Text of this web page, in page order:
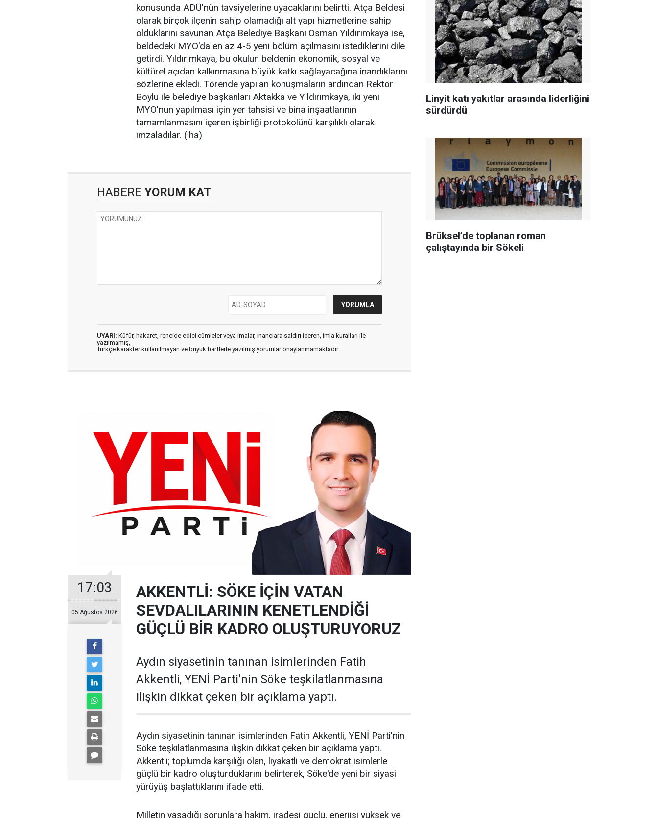
konusunda ADÜ'nün tavsiyelerine uyacaklarını belirtti. Atça Beldesi
olarak birçok ilçenin sahip olamadığı alt yapı hizmetlerine sahip
olduklarını savunan Atça Belediye Başkanı Osman Yıldırımkaya ise,
beldedeki MYO'da en az 4-5 yeni bölüm açılmasını istediklerini dile
getirdi. Yıldırımkaya, bu okulun beldenin ekonomik, sosyal ve
kültürel açıdan kalkınmasına büyük katkı sağlayacağına inandıklarını
sözlerine ekledi. Törende yapılan konuşmaların ardından Rektör
Boylu ile belediye başkanları Aktakka ve Yıldırımkaya, iki yeni
MYO'nun yapılması için yer tahsisi ve bina inşaatlarının
tamamlanmasını içeren işbirliği protokolünü karşılıklı olarak
imzaladılar. (iha)
HABERE YORUM KAT
UYARI: Küfür, hakaret, rencide edici cümleler veya imalar, inançlara saldırı içeren, imla kuralları ile
yazılmamış,
Türkçe karakter kullanılmayan ve büyük harflerle yazılmış yorumlar onaylanmamaktadır.
17:03
05 Ağustos 2026
AKKENTLİ: SÖKE İÇİN VATAN
SEVDALILARININ KENETLENDİĞİ
GÜÇLÜ BİR KADRO OLUŞTURUYORUZ
Aydın siyasetinin tanınan isimlerinden Fatih
Akkentli, YENİ Parti'nin Söke teşkilatlanmasına
ilişkin dikkat çeken bir açıklama yaptı.
Aydın siyasetinin tanınan isimlerinden Fatih Akkentli, YENİ Parti'nin
Söke teşkilatlanmasına ilişkin dikkat çeken bir açıklama yaptı.
Akkentli; toplumda karşılığı olan, liyakatli ve demokrat isimlerle
güçlü bir kadro oluşturduklarını belirterek, Söke'de yeni bir siyasi
yürüyüş başlattıklarını ifade etti.
Milletin yaşadığı sorunlara hakim, iradesi güçlü, enerjisi yüksek ve
Linyit katı yakıtlar arasında liderliğini
sürdürdü
Brüksel’de toplanan roman
çalıştayında bir Sökeli